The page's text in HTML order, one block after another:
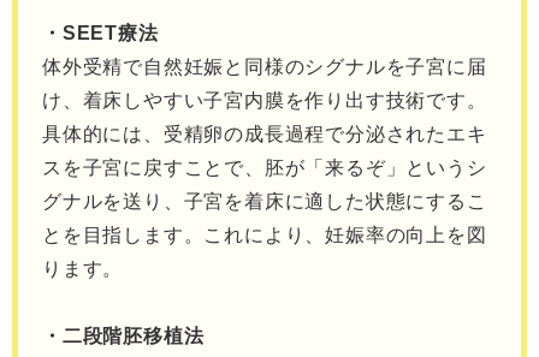
・SEET療法
体外受精で自然妊娠と同様のシグナルを子宮に届
け、着床しやすい子宮内膜を作り出す技術です。
具体的には、受精卵の成長過程で分泌されたエキ
スを子宮に戻すことで、胚が「来るぞ」というシ
グナルを送り、子宮を着床に適した状態にするこ
とを目指します。これにより、妊娠率の向上を図
ります。
・二段階胚移植法